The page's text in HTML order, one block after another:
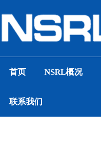
首页 NSRL概况
联系我们